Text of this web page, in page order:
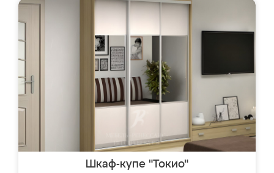
Шкаф-купе "Токио"